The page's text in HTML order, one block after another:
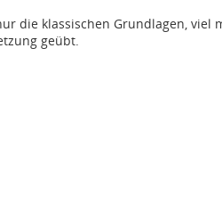
die klassischen Grundlagen, viel
geübt.